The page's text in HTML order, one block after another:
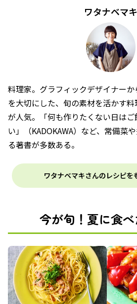
ワタナベマキ
料理家。グラフィックデザイナー
を大切にした、旬の素材を活かす
が人気。「何も作りたくない日は
い」（KADOKAWA）など、常備菜
る著書が多数ある。
ワタナベマキさんのレシピを
今が旬！夏に食